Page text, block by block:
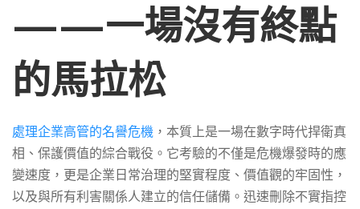
——一場沒有終點
的馬拉松
處理企業高管的名譽危機 ，本質上是一場在數字時代捍衛真
相、保護價值的綜合戰役。它考驗的不僅是危機爆發時的應
變速度，更是企業日常治理的堅實程度、價值觀的牢固性，
以及與所有利害關係人建立的信任儲備。迅速刪除不實指控